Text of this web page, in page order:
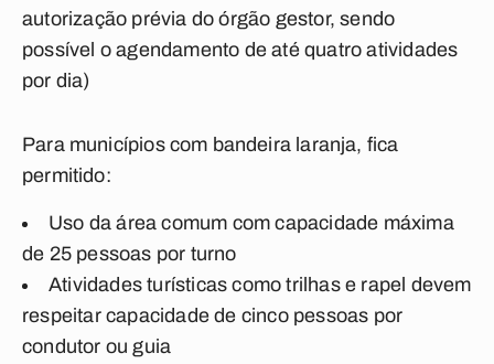
autorização prévia do órgão gestor, sendo
possível o agendamento de até quatro atividades
por dia)
Para municípios com bandeira laranja, fica
permitido:
Uso da área comum com capacidade máxima
de 25 pessoas por turno
Atividades turísticas como trilhas e rapel devem
respeitar capacidade de cinco pessoas por
condutor ou guia